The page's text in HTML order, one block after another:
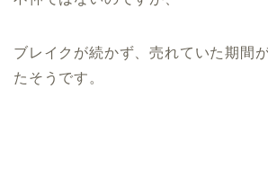
ブレイクが続かず、売れていた期間
たそうです。